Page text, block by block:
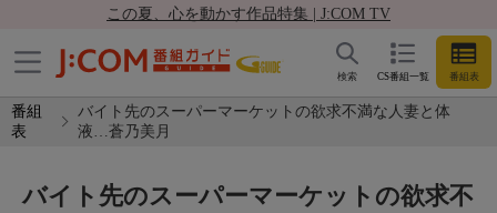
この夏、心を動かす作品特集 | J:COM TV
CS番組一覧 番組表
検索
番組
表
バイト先のスーパーマーケットの欲求不満な人妻と体
液…蒼乃美月
バイト先のスーパーマーケットの欲求不